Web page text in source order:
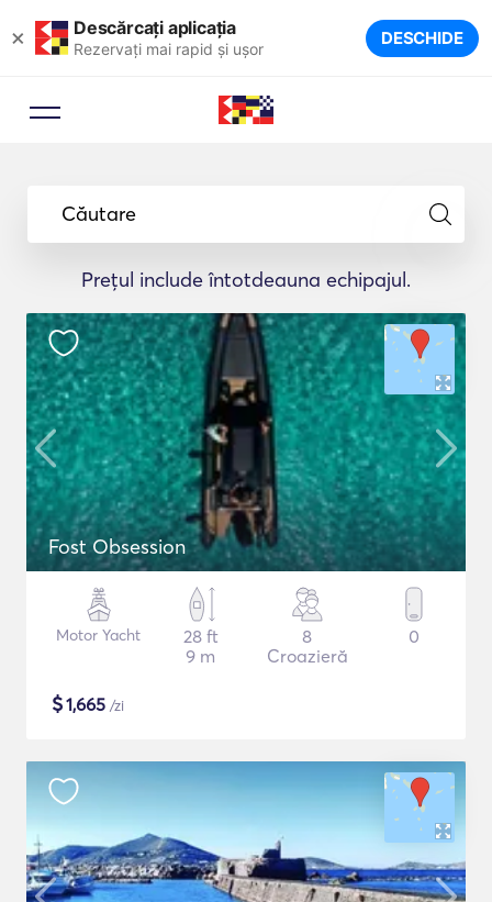
× Descărcați aplicația
Rezervați mai rapid și ușor DESCHIDE
Căutare
Prețul include întotdeauna echipajul.
Fost Obsession
Motor Yacht
28 ft
9 m
8
Croazieră
0
$1,665 /zi